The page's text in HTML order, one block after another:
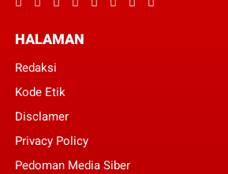
HALAMAN
Redaksi
Kode Etik
Disclamer
Privacy Policy
Pedoman Media Siber